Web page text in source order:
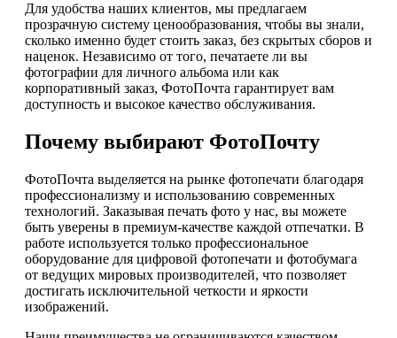
Для удобства наших клиентов, мы предлагаем
прозрачную систему ценообразования, чтобы вы знали,
сколько именно будет стоить заказ, без скрытых сборов и
наценок. Независимо от того, печатаете ли вы
фотографии для личного альбома или как
корпоративный заказ, ФотоПочта гарантирует вам
доступность и высокое качество обслуживания.
Почему выбирают ФотоПочту
ФотоПочта выделяется на рынке фотопечати благодаря
профессионализму и использованию современных
технологий. Заказывая печать фото у нас, вы можете
быть уверены в премиум-качестве каждой отпечатки. В
работе используется только профессиональное
оборудование для цифровой фотопечати и фотобумага
от ведущих мировых производителей, что позволяет
достигать исключительной четкости и яркости
изображений.